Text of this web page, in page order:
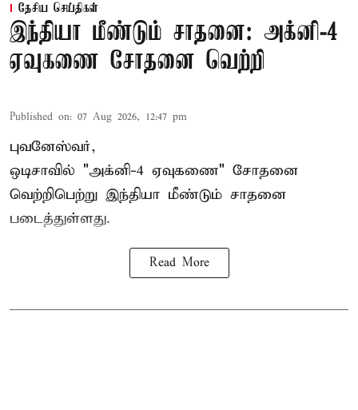
தேசிய செய்திகள்
இந்தியா மீண்டும் சாதனை: அக்னி-4
ஏவுகணை சோதனை வெற்றி
Published on: 07 Aug 2026, 12:47 pm
புவனேஸ்வர்,
ஒடிசாவில் "அக்னி-4 ஏவுகணை" சோதனை
வெற்றிபெற்று இந்தியா மீண்டும் சாதனை
படைத்துள்ளது.
Read More